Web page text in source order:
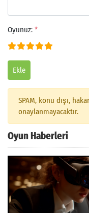
Arama
Oyunuz: *
Ekle
SPAM, konu dışı,
onaylanmayacaktır.
Oyun Haberleri